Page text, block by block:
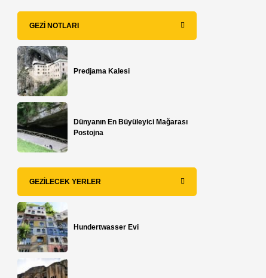
GEZI NOTLARI
Predjama Kalesi
Dünyanın En Büyüleyici Mağarası
Postojna
GEZILECEK YERLER
Hundertwasser Evi